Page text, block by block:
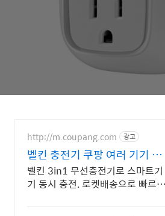
http://m.coupang.com 광고
벨킨 충전기 쿠팡 여러 기기 사
용자에게
벨킨 3in1 무선충전기로 스마트기
기 동시 충전. 로켓배송으로 빠르게!